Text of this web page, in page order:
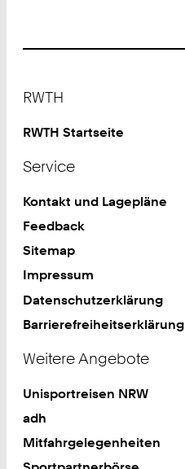
RWTH
RWTH Startseite
Service
Kontakt und Lagepläne
Feedback
Sitemap
Impressum
Datenschutzerklärung
Barrierefreiheitserklärung
Weitere Angebote
Unisportreisen NRW
adh
Mitfahrgelegenheiten